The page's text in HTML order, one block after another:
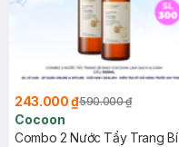
243.000 ₫590.000 ₫
Cocoon
Combo 2 Nước Tẩy Trang Bí